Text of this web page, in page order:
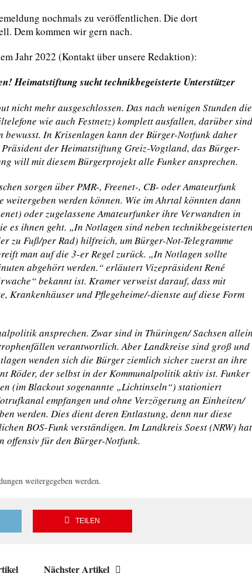
nochmals zu veröffentlichen. Die dort
Dem kommen wir gern nach.
Jahr 2022 (Kontakt über unsere Redaktion):
Heimatstiftung sucht technikbegeisterte Unterstützer
nicht mehr ausgeschlossen. Das nach wenigen Stunden die
wie auch Festnetz) komplett ausfallen, darüber sind
bewusst. In Krisenlagen kann der Bürger-Notfunk daher
der Heimatstiftung Greiz-Vogtland, das Bürger-
willmit diesem Bürgerprojektalle Funker ansprechen.
sorgen über PMR-, Freenet-, CB- oder Amateurfunk
weitergeben werden können. Wie im Ahrtal könnten dann
oder zugelassene Amateurfunker ihre Verwandten in
es ihnen geht. „In Notlagen sind neben technikbegeisterten
zu Fuß/per Rad) hilfreich, um Bürger-Not-Telegramme
man auf die 3-er Regel zurück. „In Notlagen sollte
abgehört werden.“ erläutert Vizepräsident René
bekannt ist. Kramer verweist darauf, dass mit
Krankenhäuser und Pflegeheime/-dienste auf diese Form
ansprechen. Zwar sind in Thüringen/ Sachsen allein
verantwortlich. Aber Landkreise sind groß und
wenden sich die Bürger ziemlich sicher zuerst an ihre
Röder, der selbst in der Kommunalpolitik aktiv ist. Funker
(im Blackout sogenannte „Lichtinseln“) stationiert
empfangen und ohne Verzögerung an Einheiten/
werden. Dies dient deren Entlastung, denn nur diese
BOS-Funk verständigen. Im Landkreis Soest (NRW) hat
offensiv für den Bürger-Notfunk.
weitergegeben werden.
TEILEN
Nächster Artikel